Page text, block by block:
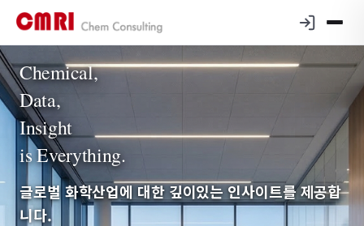
Chemical,
Data,
Insight
is Everything.
글로벌 화학산업에 대한 깊이있는 인사이트를 제공합
니다.